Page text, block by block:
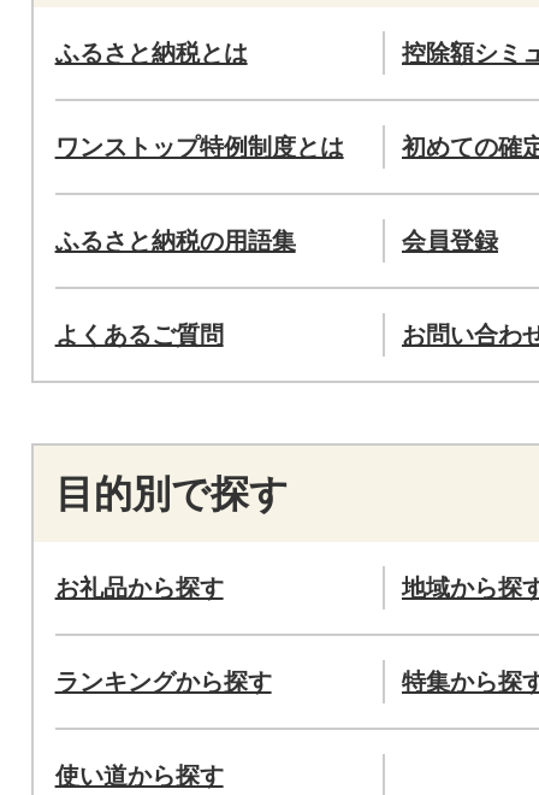
ふるさと納税とは 控除額シミ
ワンストップ特例制度とは 初めての確
ふるさと納税の用語集 会員登録
よくあるご質問 お問い合わ
目的別で探す
お礼品から探す 地域から探
ランキングから探す 特集から探
使い道から探す